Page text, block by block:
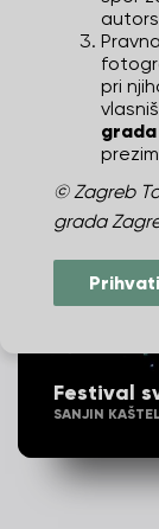
Festival
SANJIN
Festival
SANJIN
pri
© Zagreb
grada
Prihvati